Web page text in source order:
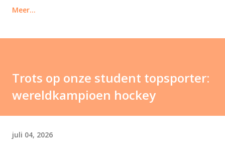
Meer…
Trots op onze student topsporter:
wereldkampioen hockey
juli 04, 2026